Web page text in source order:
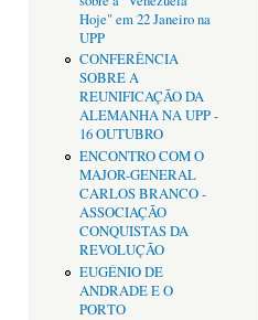
Hoje" em 22 Janeiro na
UPP
CONFERÊNCIA
SOBRE A
REUNIFICAÇÃO DA
ALEMANHA NA UPP -
16 OUTUBRO
ENCONTRO COM O
MAJOR-GENERAL
CARLOS BRANCO -
ASSOCIAÇÃO
CONQUISTAS DA
REVOLUÇÃO
EUGÉNIO DE
ANDRADE E O
PORTO